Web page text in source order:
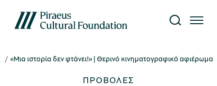
Το Ίδρυμα
Επίσκεψη
Έρευνα
Γνώση
What's on
«Μια ιστορία δεν φτάνει!» | Θερινό κινηματογραφικό αφιέρωμα
ΠΡΟΒΟΛΈΣ